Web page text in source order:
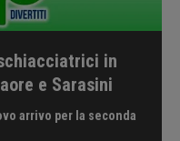
in
e Sarasini
arrivo per la seconda